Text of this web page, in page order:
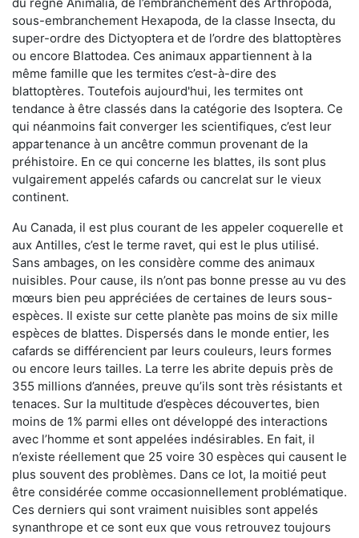
sous-embranchement Hexapoda, de la classe Insecta, du
super-ordre des Dictyoptera et de l’ordre des blattoptères
ou encore Blattodea. Ces animaux appartiennent à la
même famille que les termites c’est-à-dire des
blattoptères. Toutefois aujourd'hui, les termites ont
tendance à être classés dans la catégorie des Isoptera. Ce
qui néanmoins fait converger les scientifiques, c’est leur
appartenance à un ancêtre commun provenant de la
préhistoire. En ce qui concerne les blattes, ils sont plus
vulgairement appelés cafards ou cancrelat sur le vieux
continent.
Au Canada, il est plus courant de les appeler coquerelle et
aux Antilles, c’est le terme ravet, qui est le plus utilisé.
Sans ambages, on les considère comme des animaux
nuisibles. Pour cause, ils n’ont pas bonne presse au vu des
mœurs bien peu appréciées de certaines de leurs sous-
espèces. Il existe sur cette planète pas moins de six mille
espèces de blattes. Dispersés dans le monde entier, les
cafards se différencient par leurs couleurs, leurs formes
ou encore leurs tailles. La terre les abrite depuis près de
355 millions d’années, preuve qu’ils sont très résistants et
tenaces. Sur la multitude d’espèces découvertes, bien
moins de 1% parmi elles ont développé des interactions
avec l’homme et sont appelées indésirables. En fait, il
n’existe réellement que 25 voire 30 espèces qui causent le
plus souvent des problèmes. Dans ce lot, la moitié peut
être considérée comme occasionnellement problématique.
Ces derniers qui sont vraiment nuisibles sont appelés
synanthrope et ce sont eux que vous retrouvez toujours